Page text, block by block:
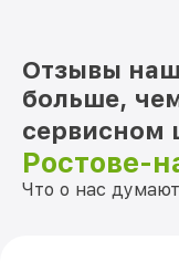
Отзывы
больше,
сервисном
Ростове-
Что о нас